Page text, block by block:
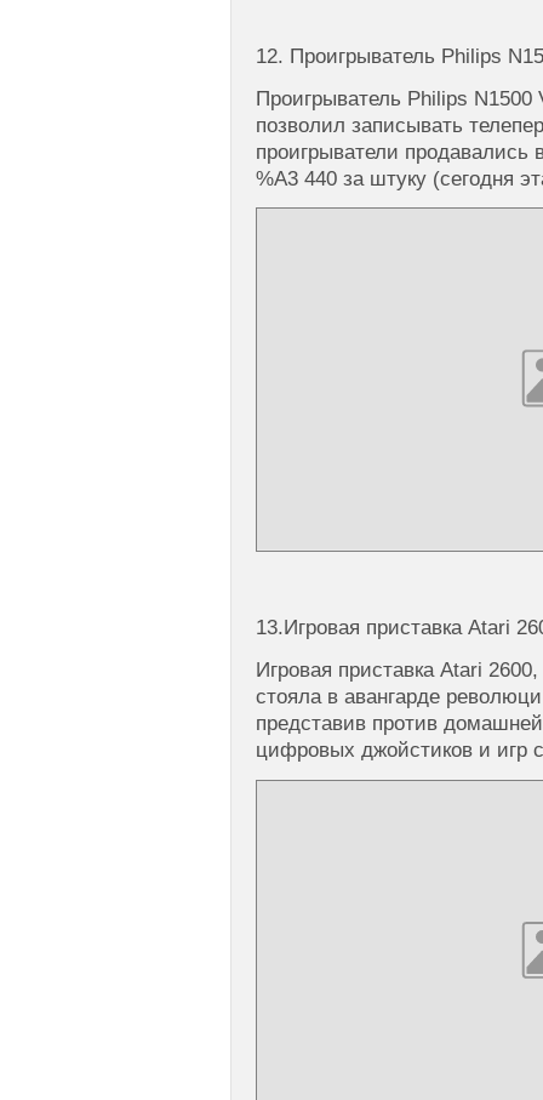
12. Проигрыватель Philips
Проигрыватель Philips
позволил записывать
проигрыватели продавались
%A3 440 за штуку (сегодня
13.Игровая приставка Atari
Игровая приставка Atari
стояла в авангарде
представив против
цифровых джойстиков и игр